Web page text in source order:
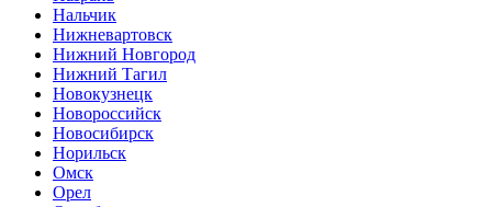
Нальчик
Нижневартовск
Нижний Новгород
Нижний Тагил
Новокузнецк
Новороссийск
Новосибирск
Норильск
Омск
Орел